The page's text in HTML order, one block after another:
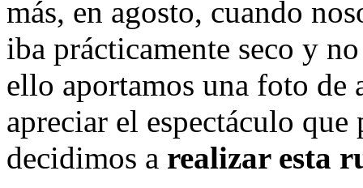
más, en agosto, cuando
iba prácticamente seco y
ello aportamos una foto de
apreciar el espectáculo
decidimos a realizar esta